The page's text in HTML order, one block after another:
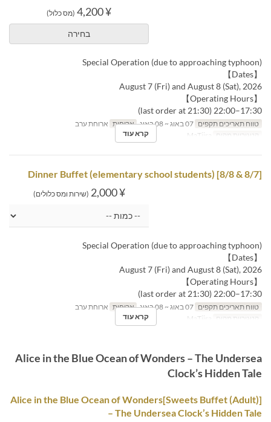
¥ 4,200 (מס כלול)
בחירה
Special Operation (due to approaching typhoon)
【Dates】
August 7 (Fri) and August 8 (Sat), 2026
【Operating Hours】
17:30–22:00 (last order at 21:30)
טווח תאריכים תקפים ארוחות ארוחת ערב
קטגוריית מקום
קרא עוד
[8/7 & 8/8] Dinner Buffet (elementary school students)
¥ 2,000 (שירות ומס כלולים)
Special Operation (due to approaching typhoon)
【Dates】
August 7 (Fri) and August 8 (Sat), 2026
【Operating Hours】
17:30–22:00 (last order at 21:30)
טווח תאריכים תקפים ארוחות ארוחת ערב
קטגוריית מקום
קרא עוד
Alice in the Blue Ocean of Wonders – The Undersea
Clock’s Hidden Tale
[Sweets Buffet (Adult)]Alice in the Blue Ocean of Wonders
– The Undersea Clock’s Hidden Tale